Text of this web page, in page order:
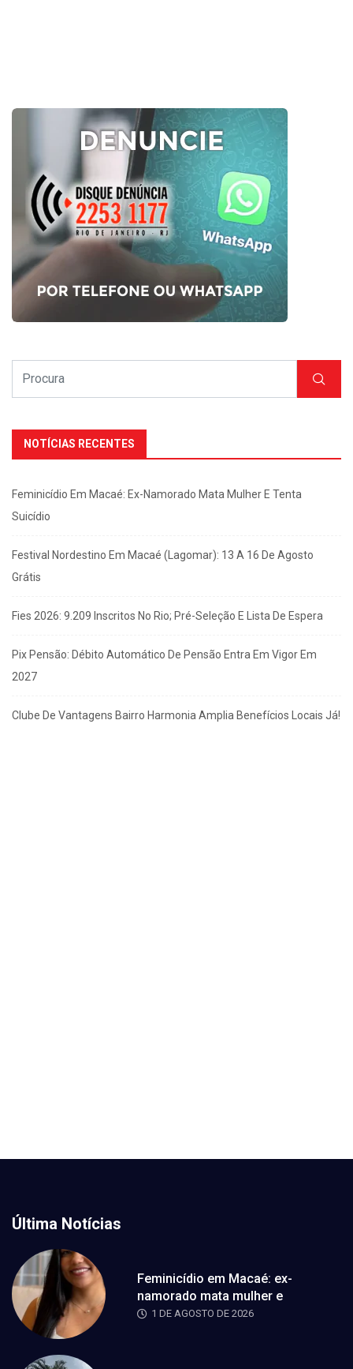
NOTÍCIAS RECENTES
Feminicídio Em Macaé: Ex-Namorado Mata Mulher E Tenta
Suicídio
Festival Nordestino Em Macaé (Lagomar): 13 A 16 De Agosto
Grátis
Fies 2026: 9.209 Inscritos No Rio; Pré-Seleção E Lista De Espera
Pix Pensão: Débito Automático De Pensão Entra Em Vigor Em
2027
Clube De Vantagens Bairro Harmonia Amplia Benefícios Locais Já!
Última Notícias
Feminicídio em Macaé: ex-
namorado mata mulher e
1 DE AGOSTO DE 2026